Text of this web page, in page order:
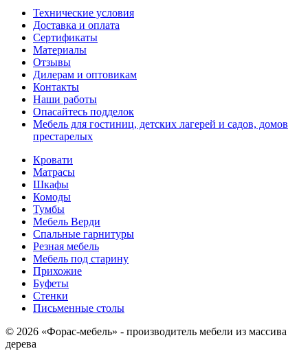
Технические условия
Доставка и оплата
Сертификаты
Материалы
Отзывы
Дилерам и оптовикам
Контакты
Наши работы
Опасайтесь подделок
Мебель для гостиниц, детских лагерей и садов, домов
престарелых
Кровати
Матрасы
Шкафы
Комоды
Тумбы
Мебель Верди
Спальные гарнитуры
Резная мебель
Мебель под старину
Прихожие
Буфеты
Стенки
Письменные столы
© 2026 «Форас-мебель» - производитель мебели из массива
дерева